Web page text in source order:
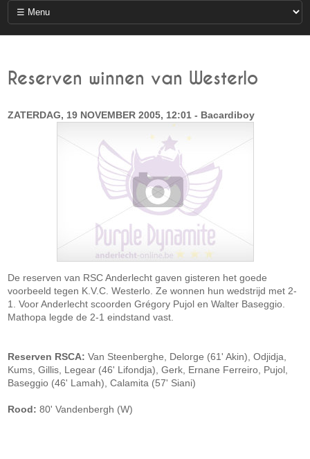
Reserven winnen van Westerlo
ZATERDAG, 19 NOVEMBER 2005, 12:01 - Bacardiboy
De reserven van RSC Anderlecht gaven gisteren het goede
voorbeeld tegen K.V.C. Westerlo. Ze wonnen hun wedstrijd met 2-
1. Voor Anderlecht scoorden Grégory Pujol en Walter Baseggio.
Mathopa legde de 2-1 eindstand vast.
Reserven RSCA: Van Steenberghe, Delorge (61' Akin), Odjidja,
Kums, Gillis, Legear (46' Lifondja), Gerk, Ernane Ferreiro, Pujol,
Baseggio (46' Lamah), Calamita (57' Siani)
Rood: 80' Vandenbergh (W)